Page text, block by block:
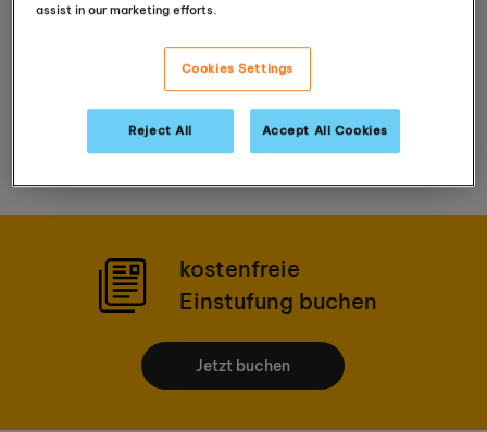
Englisch-programm
kostenfreie
Einstufung buchen
Jetzt buchen
assist in our marketing efforts.
Cookies Settings
Reject All Accept All Cookies